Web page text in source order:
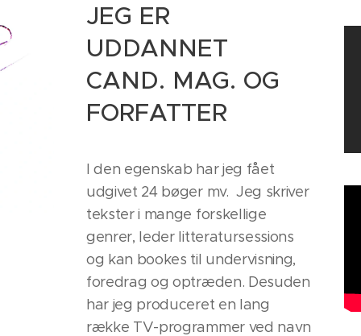
JEG ER
UDDANNET
CAND. MAG. OG
FORFATTER
I den egenskab har jeg fået
udgivet 24 bøger mv. Jeg skriver
tekster i mange forskellige
genrer, leder litteratursessions
og kan bookes til undervisning,
foredrag og optræden. Desuden
har jeg produceret en lang
række TV-programmer ved navn